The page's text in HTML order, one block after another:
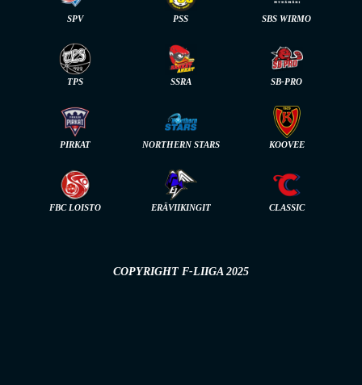
SPV PSS SBS WIRMO
TPS SSRA SB-PRO
PIRKAT NORTHERN STARS KOOVEE
FBC LOISTO ERÄVIIKINGIT CLASSIC
COPYRIGHT F-LIIGA 2025